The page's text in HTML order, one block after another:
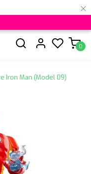
×
0
Iron Man (Model 09)